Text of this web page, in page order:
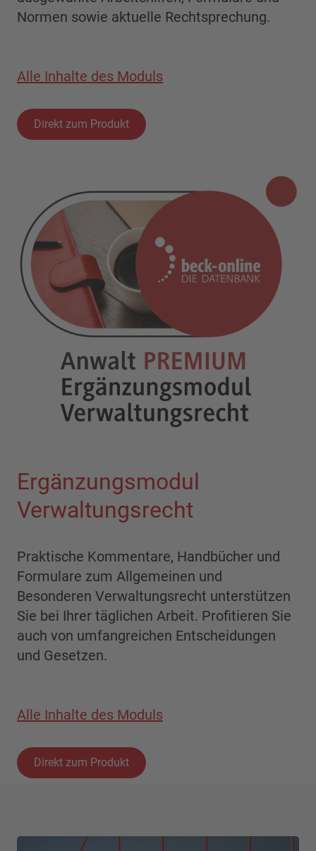
Normen sowie aktuelle Rechtsprechung.
Alle Inhalte des Moduls
Direkt zum Produkt
Ergänzungsmodul
Verwaltungsrecht
Praktische Kommentare, Handbücher und
Formulare zum Allgemeinen und
Besonderen Verwaltungsrecht unterstützen
Sie bei Ihrer täglichen Arbeit. Profitieren Sie
auch von umfangreichen Entscheidungen
und Gesetzen.
Alle Inhalte des Moduls
Direkt zum Produkt